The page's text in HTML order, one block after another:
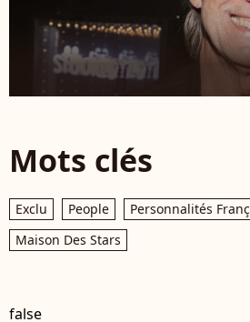
Mots clés
Exclu People Personnalités
Maison Des Stars
false